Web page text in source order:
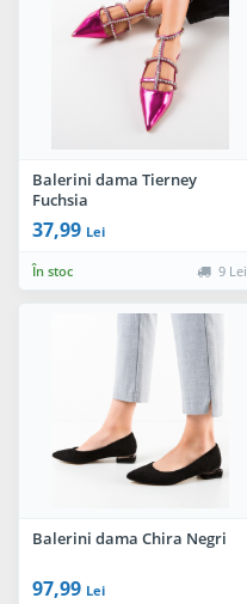
Balerini dama Tierney
Fuchsia
37,99 Lei
În stoc 9 Lei
Balerini dama Chira Negri
97,99 Lei